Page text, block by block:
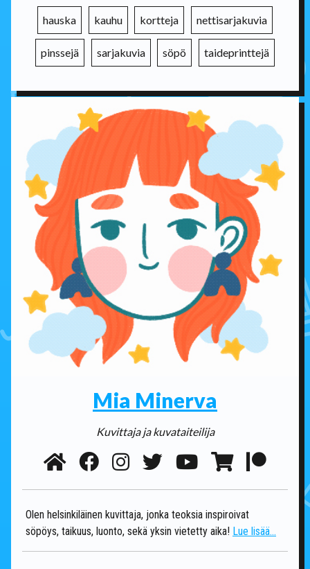
hauska kauhu kortteja nettisarjakuvia
pinssejä sarjakuvia söpö taideprinttejä
Mia Minerva
Kuvittaja ja kuvataiteilija
Olen helsinkiläinen kuvittaja, jonka teoksia inspiroivat
söpöys, taikuus, luonto, sekä yksin vietetty aika! Lue lisää...